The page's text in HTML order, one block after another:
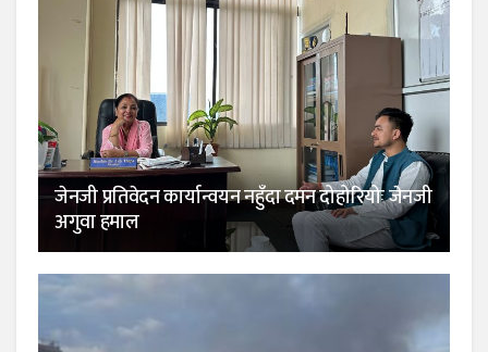
जेनजी प्रतिवेदन कार्यान्वयन नहुँदा दमन दोहोरियोः जेनजी
अगुवा हमाल